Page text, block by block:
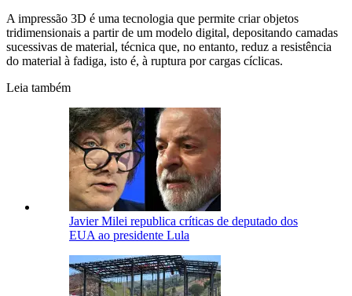
A impressão 3D é uma tecnologia que permite criar objetos
tridimensionais a partir de um modelo digital, depositando camadas
sucessivas de material, técnica que, no entanto, reduz a resistência
do material à fadiga, isto é, à ruptura por cargas cíclicas.
Leia também
Javier Milei republica críticas de deputado dos
EUA ao presidente Lula